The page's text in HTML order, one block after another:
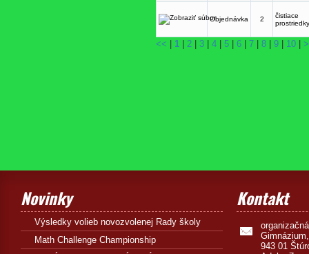
Objednávka 2
čistiace
prostriedky
<< 1 2 3 4 5 6 7 8 9 10
Novinky
Výsledky volieb novozvolenej Rady školy
Math Challenge Championship
Kontakt
943 01